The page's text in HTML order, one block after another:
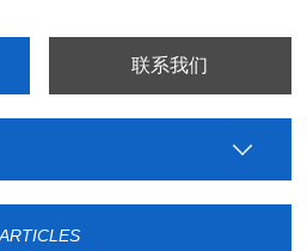
联系我们